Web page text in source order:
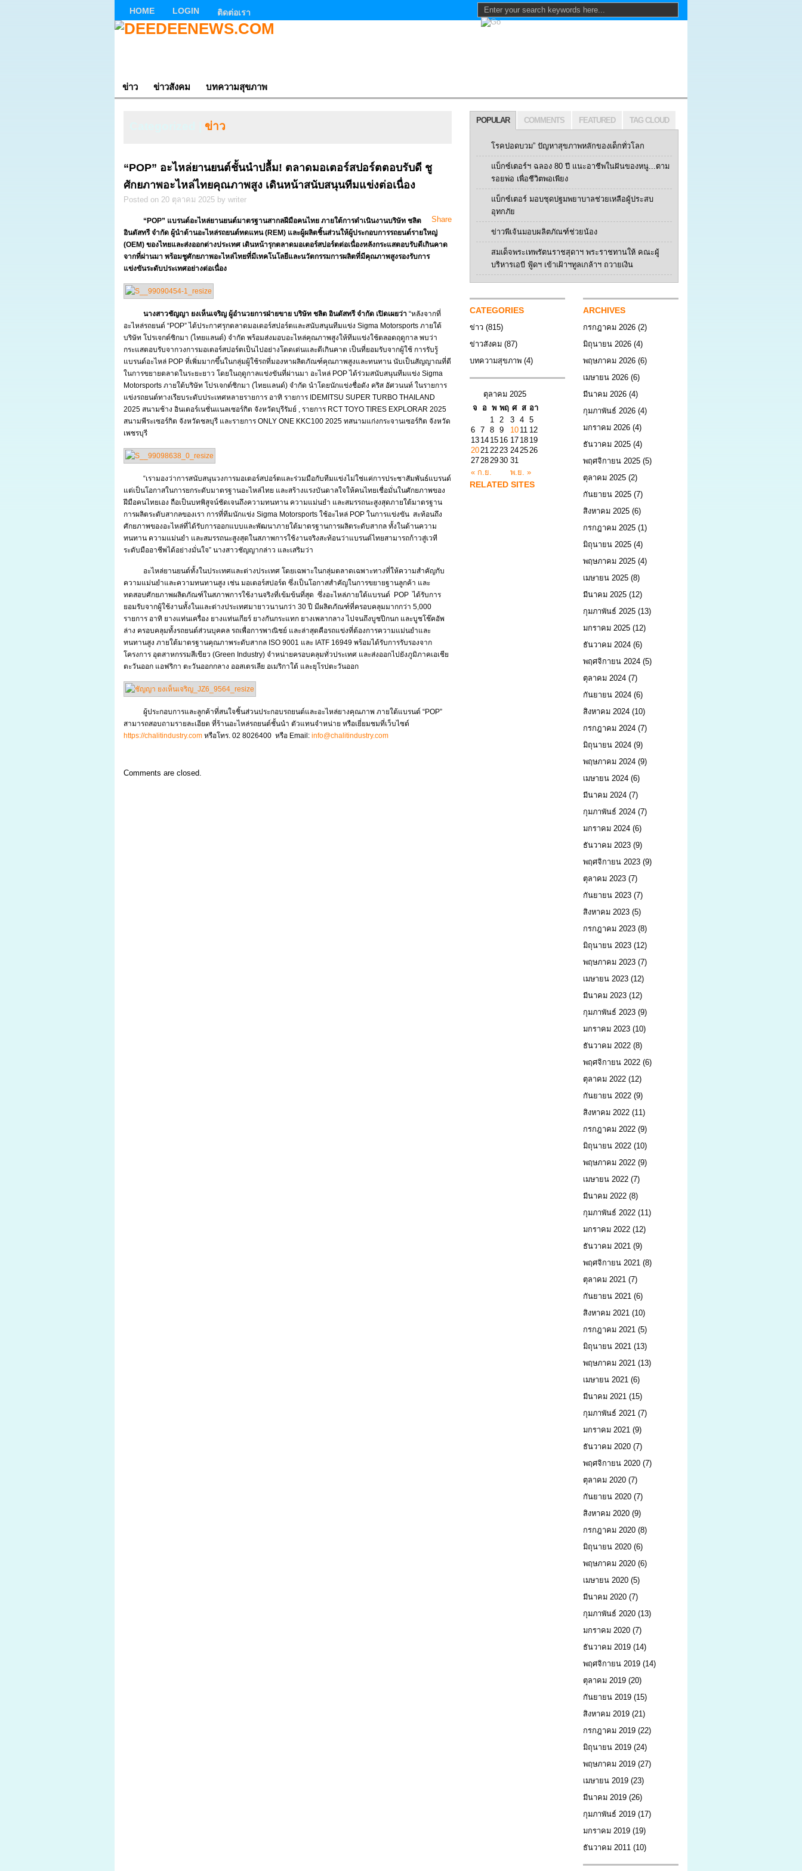
HOME LOGIN ติดต่อเรา
ข่าว ข่าวสังคม บทความสุขภาพ
ข่าว
“POP” อะไหล่ยานยนต์ชั้นนำปลื้ม! ตลาดมอเตอร์สปอร์ตตอบรับดี ชู
ศักยภาพอะไหล่ไทยคุณภาพสูง เดินหน้าสนับสนุนทีมแข่งต่อเนื่อง
Posted on 20 ตุลาคม 2025 by writer
Share
“POP” แบรนด์อะไหล่ยานยนต์มาตรฐานสากลฝีมือคนไทย ภายใต้การดำเนินงานบริษัท ชลิต
อินดัสทรี จำกัด ผู้นำด้านอะไหล่รถยนต์ทดแทน (REM) และผู้ผลิตชิ้นส่วนให้ผู้ประกอบการรถยนต์รายใหญ่
(OEM) ของไทยและส่งออกต่างประเทศ เดินหน้ารุกตลาดมอเตอร์สปอร์ตต่อเนื่องหลังกระแสตอบรับดีเกินคาด
จากที่ผ่านมา พร้อมชูศักยภาพอะไหล่ไทยที่มีเทคโนโลยีและนวัตกรรมการผลิตที่มีคุณภาพสูงรองรับการ
แข่งขันระดับประเทศอย่างต่อเนื่อง
นางสาวชัญญา ยงเห็นเจริญ ผู้อำนวยการฝ่ายขาย บริษัท ชลิต อินดัสทรี จำกัด เปิดเผยว่า “หลังจากที่
อะไหล่รถยนต์ “POP” ได้ประกาศรุกตลาดมอเตอร์สปอร์ตและสนับสนุนทีมแข่ง Sigma Motorsports ภายใต้
บริษัท โปรเจกต์ซิกมา (ไทยแลนด์) จำกัด พร้อมส่งมอบอะไหล่คุณภาพสูงให้ทีมแข่งใช้ตลอดฤดูกาล พบว่า
กระแสตอบรับจากวงการมอเตอร์สปอร์ตเป็นไปอย่างโดดเด่นและดีเกินคาด เป็นที่ยอมรับจากผู้ใช้ การรับรู้
แบรนด์อะไหล่ POP ที่เพิ่มมากขึ้นในกลุ่มผู้ใช้รถที่มองหาผลิตภัณฑ์คุณภาพสูงและทนทาน นับเป็นสัญญาณที่ดี
ในการขยายตลาดในระยะยาว โดยในฤดูกาลแข่งขันที่ผ่านมา อะไหล่ POP ได้ร่วมสนับสนุนทีมแข่ง Sigma
Motorsports ภายใต้บริษัท โปรเจกต์ซิกมา (ไทยแลนด์) จำกัด นำโดยนักแข่งชื่อดัง คริส อัศวนนท์ ในรายการ
แข่งรถยนต์ทางเรียบระดับประเทศหลายรายการ อาทิ รายการ IDEMITSU SUPER TURBO THAILAND
2025 สนามช้าง อินเตอร์เนชั่นแนลเซอร์กิต จังหวัดบุรีรัมย์ , รายการ RCT TOYO TIRES EXPLORAR 2025
สนามพีระเซอร์กิต จังหวัดชลบุรี และรายการ ONLY ONE KKC100 2025 ทสนามแก่งกระจานเซอร์กิต จังหวัด
เพชรบุรี
“เรามองว่าการสนับสนุนวงการมอเตอร์สปอร์ตและร่วมมือกับทีมแข่งไม่ใช่แค่การประชาสัมพันธ์แบรนด์
แต่เป็นโอกาสในการยกระดับมาตรฐานอะไหล่ไทย และสร้างแรงบันดาลใจให้คนไทยเชื่อมั่นในศักยภาพของ
ฝีมือคนไทยเอง ถือเป็นบทพิสูจน์ชัดเจนถึงความทนทาน ความแม่นยำ และสมรรถนะสูงสุดภายใต้มาตรฐาน
การผลิตระดับสากลของเรา การที่ทีมนักแข่ง Sigma Motorsports ใช้อะไหล่ POP ในการแข่งขัน สะท้อนถึง
ศักยภาพของอะไหล่ที่ได้รับการออกแบบและพัฒนาภายใต้มาตรฐานการผลิตระดับสากล ทั้งในด้านความ
ทนทาน ความแม่นยำ และสมรรถนะสูงสุดในสภาพการใช้งานจริงสะท้อนว่าแบรนด์ไทยสามารถก้าวสู่เวที
ระดับมืออาชีพได้อย่างมั่นใจ” นางสาวชัญญากล่าว และเสริมว่า
อะไหล่ยานยนต์ทั้งในประเทศและต่างประเทศ โดยเฉพาะในกลุ่มตลาดเฉพาะทางที่ให้ความสำคัญกับ
ความแม่นยำและความทนทานสูง เช่น มอเตอร์สปอร์ต ซึ่งเป็นโอกาสสำคัญในการขยายฐานลูกค้า และ
ทดสอบศักยภาพผลิตภัณฑ์ในสภาพการใช้งานจริงที่เข้มข้นที่สุด ซึ่งอะไหล่ภายใต้แบรนด์ POP ได้รับการ
ยอมรับจากผู้ใช้งานทั้งในและต่างประเทศมายาวนานกว่า 30 ปี มีผลิตภัณฑ์ที่ครอบคลุมมากกว่า 5,000
รายการ อาทิ ยางแท่นเครื่อง ยางแท่นเกียร์ ยางกันกระแทก ยางเพลากลาง ไปจนถึงบูชปีกนก และบูชโช๊คอัพ
ล่าง ครอบคลุมทั้งรถยนต์ส่วนบุคคล รถเพื่อการพาณิชย์ และล่าสุดคือรถแข่งที่ต้องการความแม่นยำและ
ทนทานสูง ภายใต้มาตรฐานคุณภาพระดับสากล ISO 9001 และ IATF 16949 พร้อมได้รับการรับรองจาก
โครงการ อุตสาหกรรมสีเขียว (Green Industry) จำหน่ายครอบคลุมทั่วประเทศ และส่งออกไปยังภูมิภาคเอเชีย
ตะวันออก แอฟริกา ตะวันออกกลาง ออสเตรเลีย อเมริกาใต้ และยุโรปตะวันออก
ผู้ประกอบการและลูกค้าที่สนใจชิ้นส่วนประกอบรถยนต์และอะไหล่ยางคุณภาพ ภายใต้แบรนด์ “POP”
สามารถสอบถามรายละเอียด ที่ร้านอะไหล่รถยนต์ชั้นนำ ตัวแทนจำหน่าย หรือเยี่ยมชมที่เว็บไซต์
https://chalitindustry.com หรือโทร. 02 8026400 หรือ Email: info@chalitindustry.com
Comments are closed.
POPULAR COMMENTS FEATURED TAG CLOUD
โรคปอดบวม” ปัญหาสุขภาพหลักของเด็กทั่วโลก
แบ็กซ์เตอร์ฯ ฉลอง 80 ปี แนะอาชีพในฝันของหนู...ตาม
รอยพ่อ เพื่อชีวิตพอเพียง
แบ็กซ์เตอร์ มอบชุดปฐมพยาบาลช่วยเหลือผู้ประสบ
อุทกภัย
ข่าวพีเจ้นมอบผลิตภัณฑ์ช่วยน้อง
สมเด็จพระเทพรัตนราชสุดาฯ พระราชทานให้ คณะผู้
บริหารเอบี ฟู้ดฯ เข้าเฝ้าฯทูลเกล้าฯ ถวายเงิน
CATEGORIES
ข่าว (815)
ข่าวสังคม (87)
บทความสุขภาพ (4)
ตุลาคม 2025
จ
อ พ พฤ ศ ส อา
« ก.ย. พ.ย. »
1 2 3 4 5
6 7 8 9 10 11 12
13 14 15 16 17 18 19
20212223 242526
27282930 31
RELATED SITES
ARCHIVES
กรกฎาคม 2026 (2)
มิถุนายน 2026 (4)
พฤษภาคม 2026 (6)
เมษายน 2026 (6)
มีนาคม 2026 (4)
กุมภาพันธ์ 2026 (4)
มกราคม 2026 (4)
ธันวาคม 2025 (4)
พฤศจิกายน 2025 (5)
ตุลาคม 2025 (2)
กันยายน 2025 (7)
สิงหาคม 2025 (6)
กรกฎาคม 2025 (1)
มิถุนายน 2025 (4)
พฤษภาคม 2025 (4)
เมษายน 2025 (8)
มีนาคม 2025 (12)
กุมภาพันธ์ 2025 (13)
มกราคม 2025 (12)
ธันวาคม 2024 (6)
พฤศจิกายน 2024 (5)
ตุลาคม 2024 (7)
กันยายน 2024 (6)
สิงหาคม 2024 (10)
กรกฎาคม 2024 (7)
มิถุนายน 2024 (9)
พฤษภาคม 2024 (9)
เมษายน 2024 (6)
มีนาคม 2024 (7)
กุมภาพันธ์ 2024 (7)
มกราคม 2024 (6)
ธันวาคม 2023 (9)
พฤศจิกายน 2023 (9)
ตุลาคม 2023 (7)
กันยายน 2023 (7)
สิงหาคม 2023 (5)
กรกฎาคม 2023 (8)
มิถุนายน 2023 (12)
พฤษภาคม 2023 (7)
เมษายน 2023 (12)
มีนาคม 2023 (12)
กุมภาพันธ์ 2023 (9)
มกราคม 2023 (10)
ธันวาคม 2022 (8)
พฤศจิกายน 2022 (6)
ตุลาคม 2022 (12)
กันยายน 2022 (9)
สิงหาคม 2022 (11)
กรกฎาคม 2022 (9)
มิถุนายน 2022 (10)
พฤษภาคม 2022 (9)
เมษายน 2022 (7)
มีนาคม 2022 (8)
กุมภาพันธ์ 2022 (11)
มกราคม 2022 (12)
ธันวาคม 2021 (9)
พฤศจิกายน 2021 (8)
ตุลาคม 2021 (7)
กันยายน 2021 (6)
สิงหาคม 2021 (10)
กรกฎาคม 2021 (5)
มิถุนายน 2021 (13)
พฤษภาคม 2021 (13)
เมษายน 2021 (6)
มีนาคม 2021 (15)
กุมภาพันธ์ 2021 (7)
มกราคม 2021 (9)
ธันวาคม 2020 (7)
พฤศจิกายน 2020 (7)
ตุลาคม 2020 (7)
กันยายน 2020 (7)
สิงหาคม 2020 (9)
กรกฎาคม 2020 (8)
มิถุนายน 2020 (6)
พฤษภาคม 2020 (6)
เมษายน 2020 (5)
มีนาคม 2020 (7)
กุมภาพันธ์ 2020 (13)
มกราคม 2020 (7)
ธันวาคม 2019 (14)
พฤศจิกายน 2019 (14)
ตุลาคม 2019 (20)
กันยายน 2019 (15)
สิงหาคม 2019 (21)
กรกฎาคม 2019 (22)
มิถุนายน 2019 (24)
พฤษภาคม 2019 (27)
เมษายน 2019 (23)
มีนาคม 2019 (26)
กุมภาพันธ์ 2019 (17)
มกราคม 2019 (19)
ธันวาคม 2011 (10)